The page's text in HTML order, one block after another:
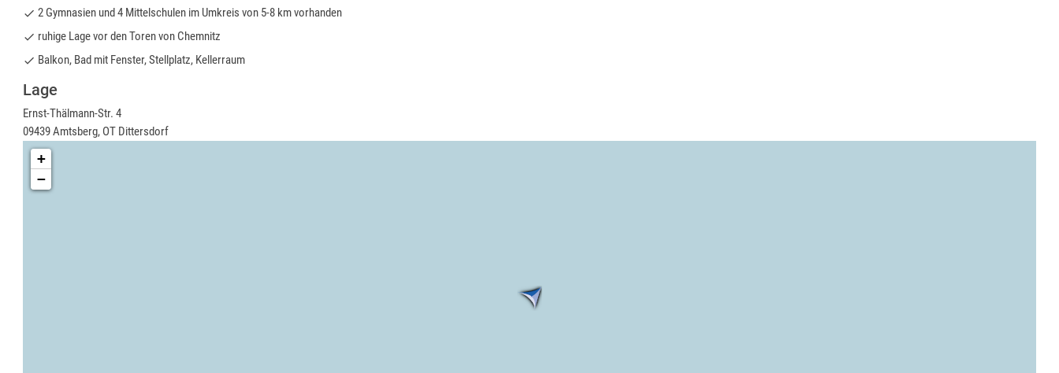
done 2 Gymnasien und 4 Mittelschulen im Umkreis von 5-8 km vorhanden
done ruhige Lage vor den Toren von Chemnitz
done Balkon, Bad mit Fenster, Stellplatz, Kellerraum
Lage
Ernst-Thälmann-Str. 4
09439 Amtsberg, OT Dittersdorf
+
−